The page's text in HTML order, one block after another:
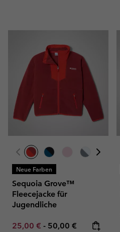
Neue Farben
Sequoia Grove™
Fleecejacke für
Jugendliche
Minimum sale price:
25,00 € - Maximum price:
50,00 €